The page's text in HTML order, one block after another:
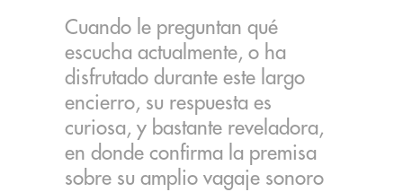
Cuando le preguntan qué
escucha actualmente, o ha
disfrutado durante este largo
encierro, su respuesta es
curiosa, y bastante reveladora,
en donde confirma la premisa
sobre su amplio vagaje sonoro